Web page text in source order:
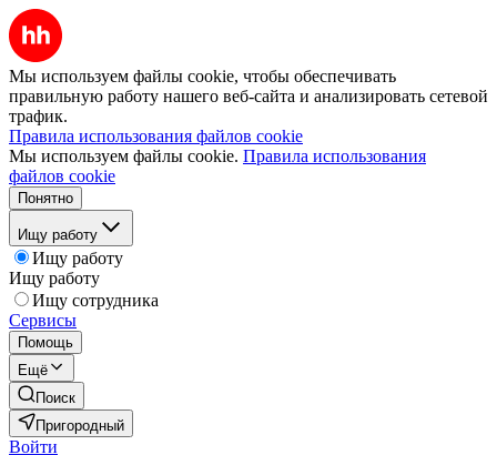
Мы используем файлы cookie, чтобы обеспечивать
правильную работу нашего веб-сайта и анализировать сетевой
трафик.
Правила использования файлов cookie
Мы используем файлы cookie. Правила использования
файлов cookie
Понятно
Ищу работу
Ищу работу
Ищу работу
Ищу сотрудника
Сервисы
Помощь
Ещё
Поиск
Пригородный
Войти